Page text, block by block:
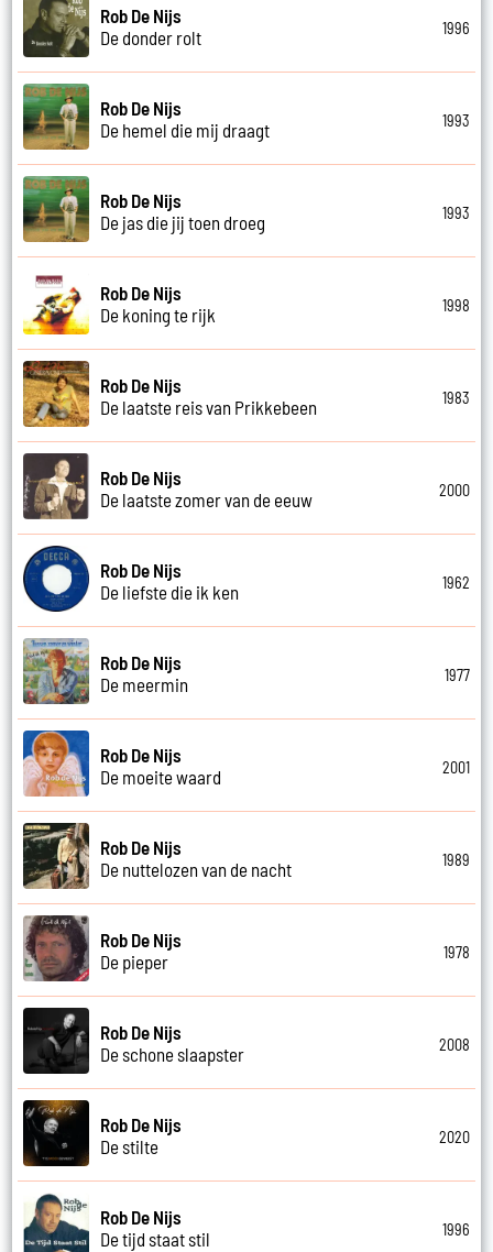
Rob De Nijs
De donder rolt
1996
Rob De Nijs
De hemel die mij draagt
1993
Rob De Nijs
De jas die jij toen droeg
1993
Rob De Nijs
De koning te rijk
1998
Rob De Nijs
De laatste reis van Prikkebeen
1983
Rob De Nijs
De laatste zomer van de eeuw
2000
Rob De Nijs
De liefste die ik ken
1962
Rob De Nijs
De meermin
1977
Rob De Nijs
De moeite waard
2001
Rob De Nijs
De nuttelozen van de nacht
1989
Rob De Nijs
De pieper
1978
Rob De Nijs
De schone slaapster
2008
Rob De Nijs
De stilte
2020
Rob De Nijs
De tijd staat stil
1996